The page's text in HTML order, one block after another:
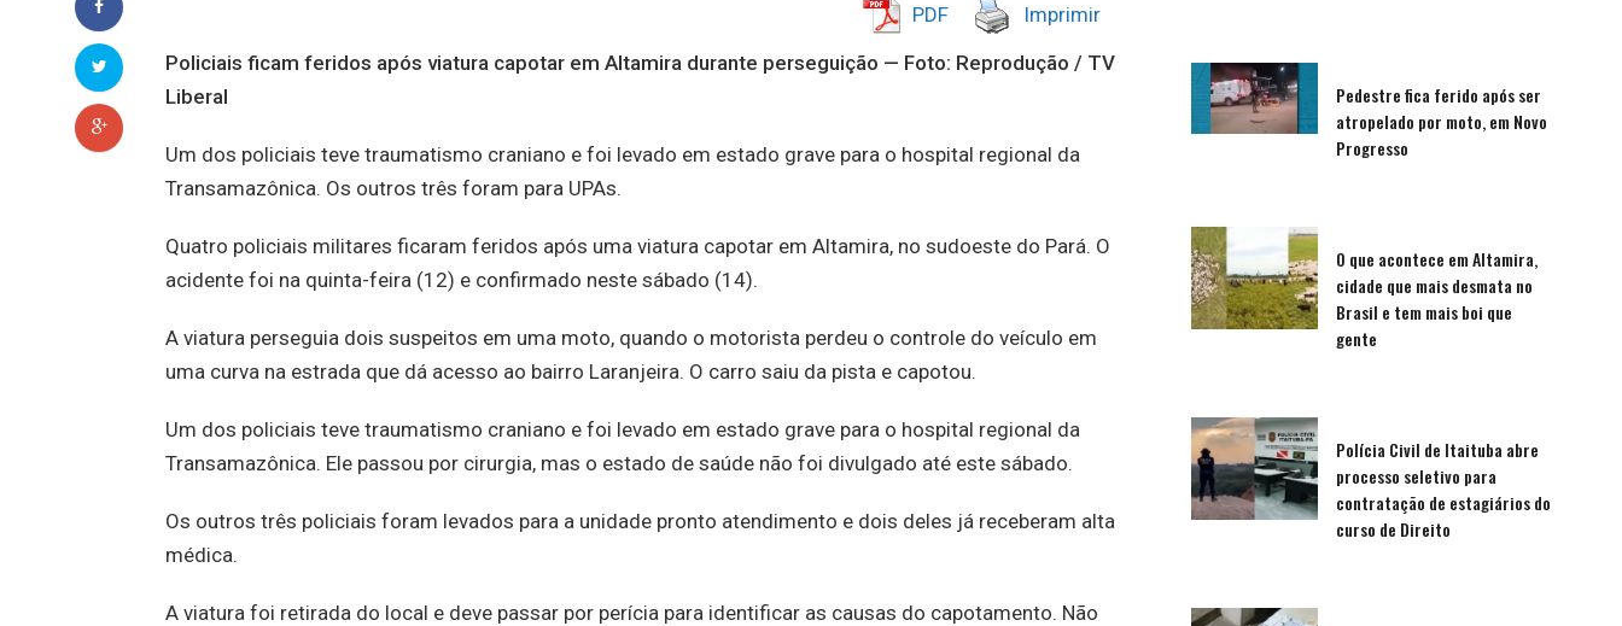
PDF Imprimir
Policiais ficam feridos após viatura capotar em Altamira durante perseguição — Foto: Reprodução / TV
Liberal
Um dos policiais teve traumatismo craniano e foi levado em estado grave para o hospital regional da
Transamazônica. Os outros três foram para UPAs.
Quatro policiais militares ficaram feridos após uma viatura capotar em Altamira, no sudoeste do Pará. O
acidente foi na quinta-feira (12) e confirmado neste sábado (14).
A viatura perseguia dois suspeitos em uma moto, quando o motorista perdeu o controle do veículo em
uma curva na estrada que dá acesso ao bairro Laranjeira. O carro saiu da pista e capotou.
Um dos policiais teve traumatismo craniano e foi levado em estado grave para o hospital regional da
Transamazônica. Ele passou por cirurgia, mas o estado de saúde não foi divulgado até este sábado.
Os outros três policiais foram levados para a unidade pronto atendimento e dois deles já receberam alta
médica.
A viatura foi retirada do local e deve passar por perícia para identificar as causas do capotamento. Não
Pedestre fica ferido após ser
atropelado por moto, em Novo
Progresso
O que acontece em Altamira,
cidade que mais desmata no
Brasil e tem mais boi que
gente
Polícia Civil de Itaituba abre
processo seletivo para
contratação de estagiários do
curso de Direito